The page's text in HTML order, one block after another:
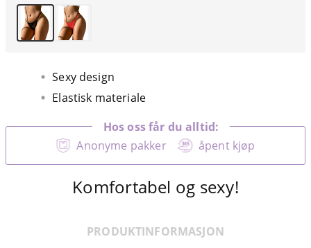
Sexy design
Elastisk materiale
Anonyme pakker åpent kjøp
Hos oss får du alltid:
Komfortabel og sexy!
PRODUKTINFORMASJON